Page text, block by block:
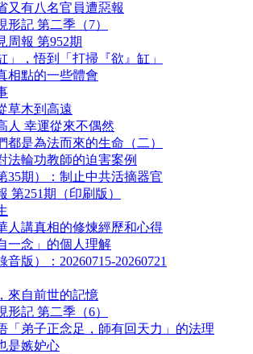
又有八名官員遭惡報
形記 第二季（7）
周報 第952期
」，悟到「打掃『欲』缸」
相點的一些體會
草木到高遠
人 幸運從來不偶然
都是為法而來的生命（二）
法輪功教師的迫害案例
35期）：制止中共活摘器官
第251期（印刷版）
人講真相的修煉經歷和心得
一念」的個人理解
音版）：20260715-20260721
來自前世的記憶
形記 第二季（6）
「弟子正念足，師有回天力」的法理
是嫉妒心